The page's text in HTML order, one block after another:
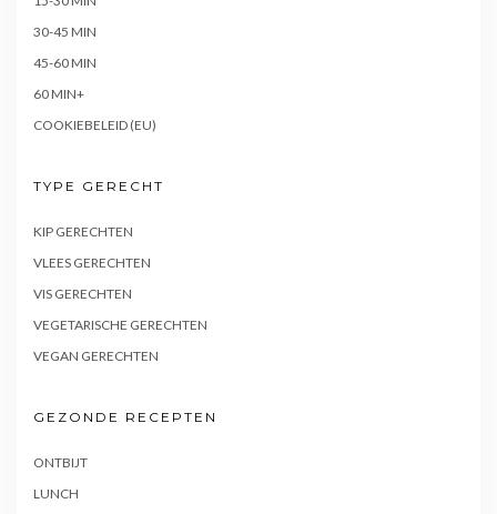
30-45 MIN
45-60 MIN
60 MIN+
COOKIEBELEID (EU)
TYPE GERECHT
KIP GERECHTEN
VLEES GERECHTEN
VIS GERECHTEN
VEGETARISCHE GERECHTEN
VEGAN GERECHTEN
GEZONDE RECEPTEN
ONTBIJT
LUNCH